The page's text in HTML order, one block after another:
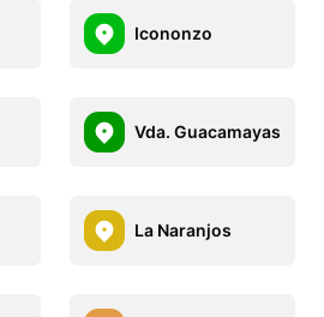
Icononzo
Vda. Guacamayas
La Naranjos